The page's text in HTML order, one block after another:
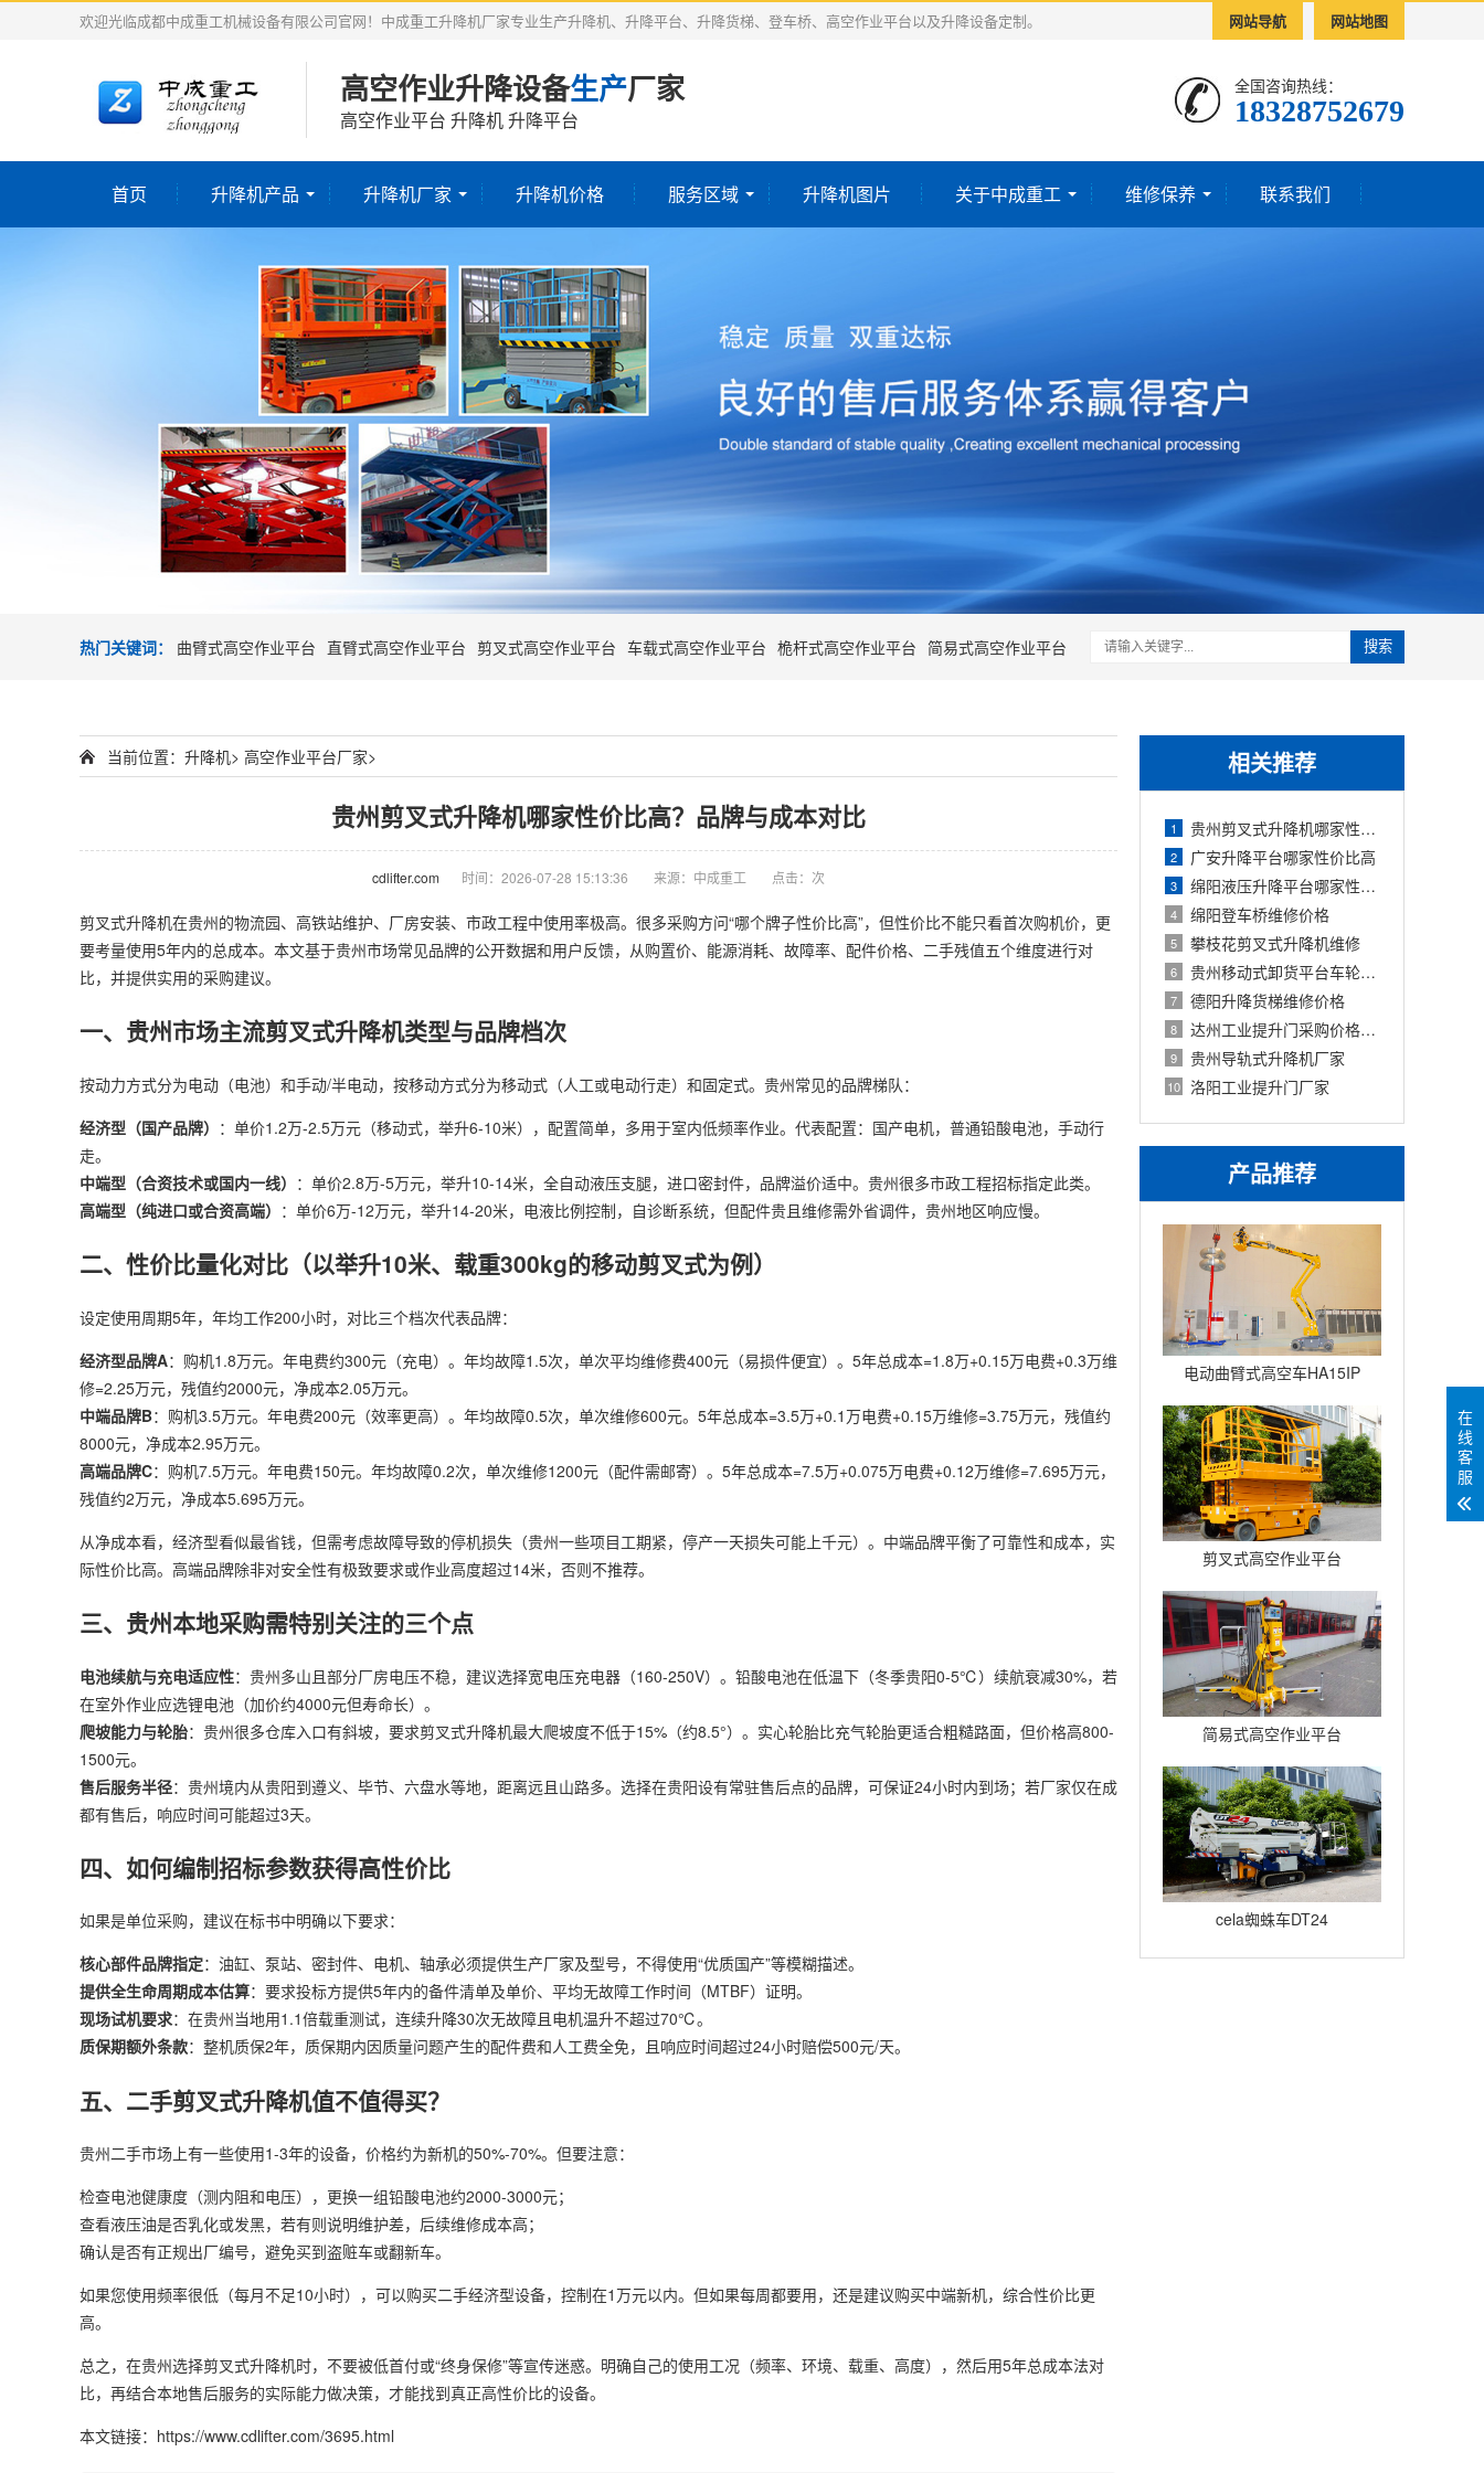
网站导航 网站地图
欢迎光临成都中成重工机械设备有限公司官网！中成重工升降机厂家专业生产升降机、升降平台、升降货梯、登车桥、高空作业平台以及升降设备定制。
高空作业升降设备生产厂家
高空作业平台 升降机 升降平台
全国咨询热线：
18328752679‬
首页 升降机产品 升降机厂家 升降机价格 服务区域 升降机图片 关于中成重工 维修保养 联系我们
热门关键词： 曲臂式高空作业平台 直臂式高空作业平台 剪叉式高空作业平台 车载式高空作业平台 桅杆式高空作业平台 简易式高空作业平台 搜索
相关推荐
1 贵州剪叉式升降机哪家性价比高？品牌与
2 广安升降平台哪家性价比高
3 绵阳液压升降平台哪家性价比高
4 绵阳登车桥维修价格
5 攀枝花剪叉式升降机维修
6 贵州移动式卸货平台车轮防滑链安装
7 德阳升降货梯维修价格
8 达州工业提升门采购价格与选型指南
9 贵州导轨式升降机厂家
10 洛阳工业提升门厂家
产品推荐
电动曲臂式高空车HA15IP
剪叉式高空作业平台
Compact12
简易式高空作业平台
Quickup7
cela蜘蛛车DT24
当前位置： 升降机> 高空作业平台厂家>
贵州剪叉式升降机哪家性价比高？品牌与成本对比
cdlifter.com 时间：2026-07-28 15:13:36 来源：中成重工 点击： 次
剪叉式升降机在贵州的物流园、高铁站维护、厂房安装、市政工程中使用率极高。很多采购方问“哪个牌子性价比高”，但性价比不能只看首次购机价，更
要考量使用5年内的总成本。本文基于贵州市场常见品牌的公开数据和用户反馈，从购置价、能源消耗、故障率、配件价格、二手残值五个维度进行对
比，并提供实用的采购建议。
一、贵州市场主流剪叉式升降机类型与品牌档次
按动力方式分为电动（电池）和手动/半电动，按移动方式分为移动式（人工或电动行走）和固定式。贵州常见的品牌梯队：
经济型（国产品牌） ：单价1.2万-2.5万元（移动式，举升6-10米），配置简单，多用于室内低频率作业。代表配置：国产电机，普通铅酸电池，手动行
走。
中端型（合资技术或国内一线） ：单价2.8万-5万元，举升10-14米，全自动液压支腿，进口密封件，品牌溢价适中。贵州很多市政工程招标指定此类。
高端型（纯进口或合资高端） ：单价6万-12万元，举升14-20米，电液比例控制，自诊断系统，但配件贵且维修需外省调件，贵州地区响应慢。
二、性价比量化对比（以举升10米、载重300kg的移动剪叉式为例）
设定使用周期5年，年均工作200小时，对比三个档次代表品牌：
经济型品牌A：购机1.8万元。年电费约300元（充电）。年均故障1.5次，单次平均维修费400元（易损件便宜）。5年总成本=1.8万+0.15万电费+0.3万维
修=2.25万元，残值约2000元，净成本2.05万元。
中端品牌B：购机3.5万元。年电费200元（效率更高）。年均故障0.5次，单次维修600元。5年总成本=3.5万+0.1万电费+0.15万维修=3.75万元，残值约
8000元，净成本2.95万元。
高端品牌C：购机7.5万元。年电费150元。年均故障0.2次，单次维修1200元（配件需邮寄）。5年总成本=7.5万+0.075万电费+0.12万维修=7.695万元，
残值约2万元，净成本5.695万元。
从净成本看，经济型看似最省钱，但需考虑故障导致的停机损失（贵州一些项目工期紧，停产一天损失可能上千元）。中端品牌平衡了可靠性和成本，实
际性价比高。高端品牌除非对安全性有极致要求或作业高度超过14米，否则不推荐。
三、贵州本地采购需特别关注的三个点
电池续航与充电适应性：贵州多山且部分厂房电压不稳，建议选择宽电压充电器（160-250V）。铅酸电池在低温下（冬季贵阳0-5℃）续航衰减30%，若
在室外作业应选锂电池（加价约4000元但寿命长）。
爬坡能力与轮胎：贵州很多仓库入口有斜坡，要求剪叉式升降机最大爬坡度不低于15%（约8.5°）。实心轮胎比充气轮胎更适合粗糙路面，但价格高800-
1500元。
售后服务半径：贵州境内从贵阳到遵义、毕节、六盘水等地，距离远且山路多。选择在贵阳设有常驻售后点的品牌，可保证24小时内到场；若厂家仅在成
都有售后，响应时间可能超过3天。
四、如何编制招标参数获得高性价比
如果是单位采购，建议在标书中明确以下要求：
核心部件品牌指定：油缸、泵站、密封件、电机、轴承必须提供生产厂家及型号，不得使用“优质国产”等模糊描述。
提供全生命周期成本估算：要求投标方提供5年内的备件清单及单价、平均无故障工作时间（MTBF）证明。
现场试机要求：在贵州当地用1.1倍载重测试，连续升降30次无故障且电机温升不超过70℃。
质保期额外条款：整机质保2年，质保期内因质量问题产生的配件费和人工费全免，且响应时间超过24小时赔偿500元/天。
五、二手剪叉式升降机值不值得买？
贵州二手市场上有一些使用1-3年的设备，价格约为新机的50%-70%。但要注意：
检查电池健康度（测内阻和电压），更换一组铅酸电池约2000-3000元；
查看液压油是否乳化或发黑，若有则说明维护差，后续维修成本高；
确认是否有正规出厂编号，避免买到盗赃车或翻新车。
如果您使用频率很低（每月不足10小时），可以购买二手经济型设备，控制在1万元以内。但如果每周都要用，还是建议购买中端新机，综合性价比更
高。
总之，在贵州选择剪叉式升降机时，不要被低首付或“终身保修”等宣传迷惑。明确自己的使用工况（频率、环境、载重、高度），然后用5年总成本法对
比，再结合本地售后服务的实际能力做决策，才能找到真正高性价比的设备。
本文链接：https://www.cdlifter.com/3695.html
在
线
客
服